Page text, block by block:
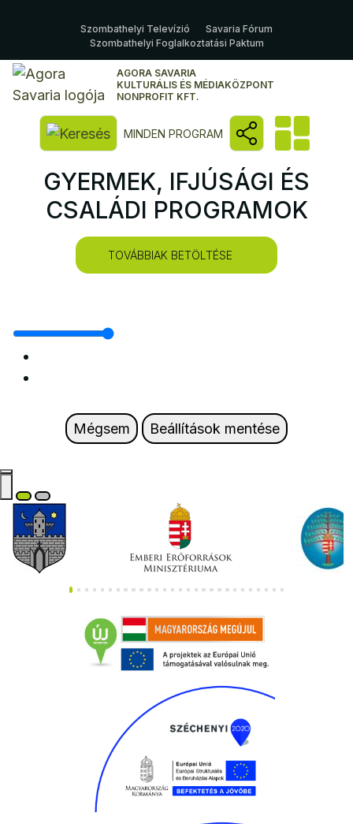
Szombathelyi Televízió
Savaria Fórum
Szombathelyi Foglalkoztatási Paktum
AGORA SAVARIA
KULTURÁLIS ÉS MÉDIAKÖZPONT
NONPROFIT KFT.
Kereső megnyitása
MINDEN PROGRAM
GYERMEK, IFJÚSÁGI ÉS
CSALÁDI PROGRAMOK
TOVÁBBIAK BETÖLTÉSE
Mégsem Beállítások mentése